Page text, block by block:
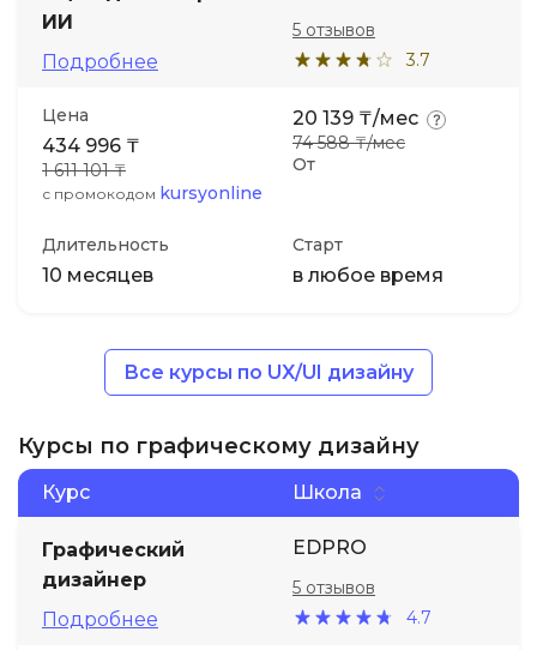
ИИ
Подробнее
3.7
5 отзывов
Цена
434 996 ₸
1 611 101 ₸
с промокодом kursyonline
От
20 139 ₸/мес
74 588 ₸/мес
Длительность
10 месяцев
Старт
в любое время
Все курсы по UX/UI дизайну
Курсы по графическому дизайну
Курс Школа
Графический
дизайнер
Подробнее
EDPRO
4.7
5 отзывов